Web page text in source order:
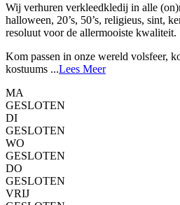
Wij verhuren verkleedkledij in alle
halloween, 20’s, 50’s, religieus, sint,
resoluut voor de allermooiste kwaliteit.
Kom passen in onze wereld volsfeer,
kostuums ...Lees Meer
MA
GESLOTEN
DI
GESLOTEN
WO
GESLOTEN
DO
GESLOTEN
VRIJ